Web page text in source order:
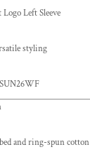
Left Sleeve
styling
and ring-spun cotton